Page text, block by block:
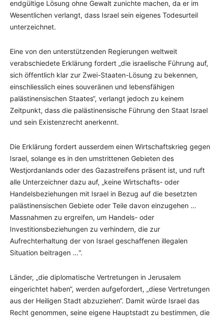
endgültige Lösung ohne Gewalt zunichte machen, da er im
Wesentlichen verlangt, dass Israel sein eigenes Todesurteil
unterzeichnet.
Eine von den unterstützenden Regierungen weltweit
verabschiedete Erklärung fordert „die israelische Führung auf,
sich öffentlich klar zur Zwei-Staaten-Lösung zu bekennen,
einschliesslich eines souveränen und lebensfähigen
palästinensischen Staates“, verlangt jedoch zu keinem
Zeitpunkt, dass die palästinensische Führung den Staat Israel
und sein Existenzrecht anerkennt.
Die Erklärung fordert ausserdem einen Wirtschaftskrieg gegen
Israel, solange es in den umstrittenen Gebieten des
Westjordanlands oder des Gazastreifens präsent ist, und ruft
alle Unterzeichner dazu auf, „keine Wirtschafts- oder
Handelsbeziehungen mit Israel in Bezug auf die besetzten
palästinensischen Gebiete oder Teile davon einzugehen …
Massnahmen zu ergreifen, um Handels- oder
Investitionsbeziehungen zu verhindern, die zur
Aufrechterhaltung der von Israel geschaffenen illegalen
Situation beitragen …“.
Länder, „die diplomatische Vertretungen in Jerusalem
eingerichtet haben“, werden aufgefordert, „diese Vertretungen
aus der Heiligen Stadt abzuziehen“. Damit würde Israel das
Recht genommen, seine eigene Hauptstadt zu bestimmen, die